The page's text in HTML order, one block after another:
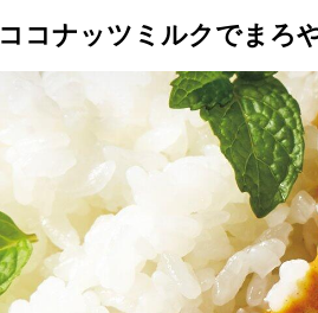
トップ プロが教え
ココナッツミルクでまろ